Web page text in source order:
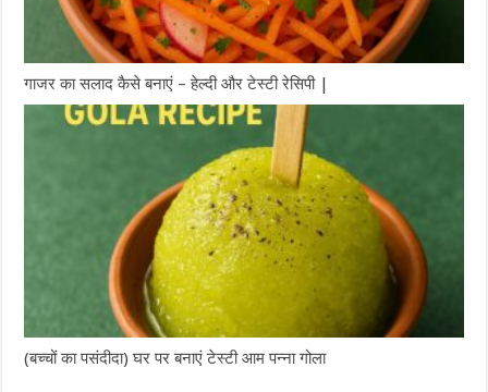
गाजर का सलाद कैसे बनाएं – हेल्दी और टेस्टी रेसिपी |
(बच्चों का पसंदीदा) घर पर बनाएं टेस्टी आम पन्ना गोला